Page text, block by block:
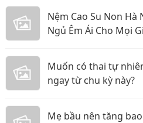
Nệm Cao Su Non Hà
Ngủ Êm Ái Cho Mọi
Muốn có thai tự
ngay từ chu kỳ này?
Mẹ bầu nên tăng